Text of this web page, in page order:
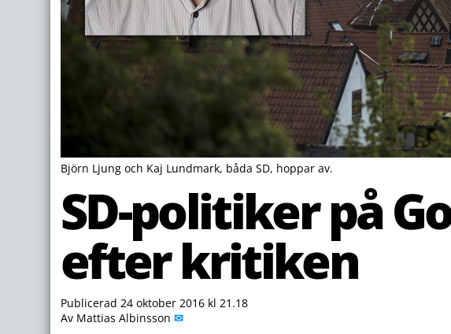
Björn Ljung och Kaj Lundmark, båda SD, hoppar av.
SD-politiker på
efter kritiken
Publicerad 24 oktober 2016 kl 21.18
Av Mattias Albinsson ✉